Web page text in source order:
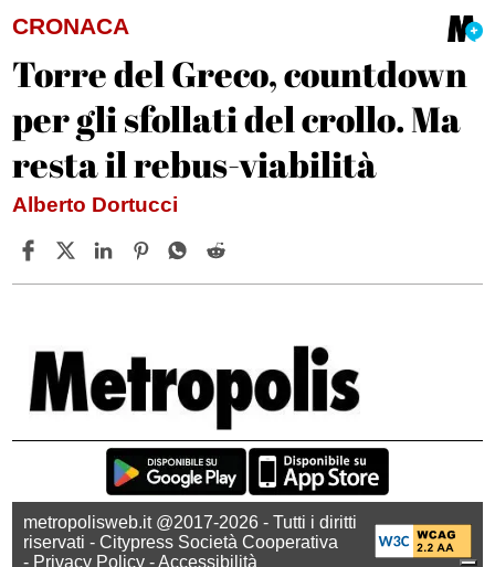
CRONACA
Torre del Greco, countdown
per gli sfollati del crollo. Ma
resta il rebus-viabilità
Alberto Dortucci
metropolisweb.it @2017-2026 - Tutti i diritti
riservati - Citypress Società Cooperativa
- Privacy Policy -Accessibilità